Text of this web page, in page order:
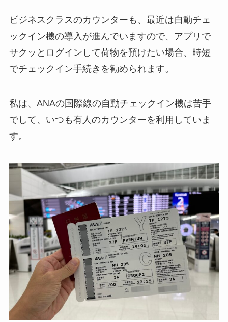
ビジネスクラスのカウンターも、最近は自動チェ
ックイン機の導入が進んでいますので、アプリで
サクッとログインして荷物を預けたい場合、時短
でチェックイン手続きを勧められます。
私は、ANAの国際線の自動チェックイン機は苦手
でして、いつも有人のカウンターを利用していま
す。